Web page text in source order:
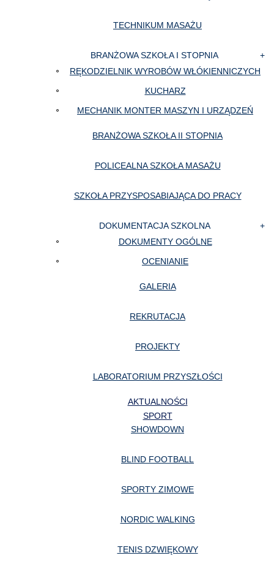
TECHNIKUM MASAŻU
BRANŻOWA SZKOŁA I STOPNIA
RĘKODZIELNIK WYROBÓW WŁÓKIENNICZYCH
KUCHARZ
MECHANIK MONTER MASZYN I URZĄDZEŃ
BRANŻOWA SZKOŁA II STOPNIA
POLICEALNA SZKOŁA MASAŻU
SZKOŁA PRZYSPOSABIAJĄCA DO PRACY
DOKUMENTACJA SZKOLNA
DOKUMENTY OGÓLNE
OCENIANIE
GALERIA
REKRUTACJA
PROJEKTY
LABORATORIUM PRZYSZŁOŚCI
AKTUALNOŚCI
SPORT
SHOWDOWN
BLIND FOOTBALL
SPORTY ZIMOWE
NORDIC WALKING
TENIS DZWIĘKOWY